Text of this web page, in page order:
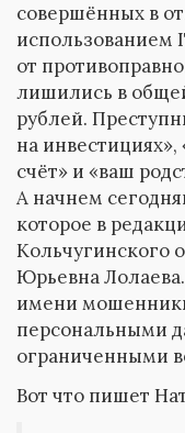
совершённых в
использованием
от
лишились в
рублей.
на
счёт» и «ваш
А начнем
которое в
Кольчугинского
Юрьевна
имени
персональными
ограниченными
Вот что пишет